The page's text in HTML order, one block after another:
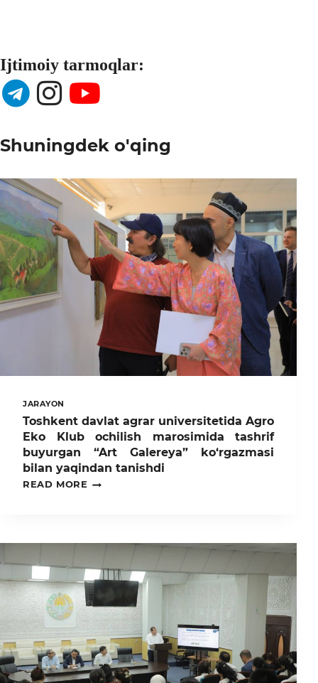
Ijtimoiy tarmoqlar:
Shuningdek o'qing
JARAYON
Toshkent davlat agrar universitetida Agro
Eko Klub ochilish marosimida tashrif
buyurgan “Art Galereya” ko‘rgazmasi
bilan yaqindan tanishdi
READ MORE
TOSHKENT
EKO
OCHILISH
MAROSIMIDA
TASHRIF
BUYURGAN
“ART
GALEREYA”
KO‘RGAZMASI
BILAN
YAQINDAN
TANISHDI